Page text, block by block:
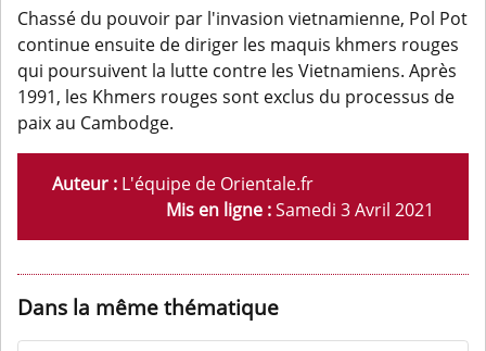
Chassé du pouvoir par l'invasion vietnamienne, Pol Pot
continue ensuite de diriger les maquis khmers rouges
qui poursuivent la lutte contre les Vietnamiens. Après
1991, les Khmers rouges sont exclus du processus de
paix au Cambodge.
Auteur : L'équipe de Orientale.fr
Mis en ligne :Samedi 3 Avril 2021
Dans la même thématique